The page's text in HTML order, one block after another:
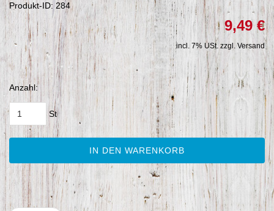
Produkt-ID: 284
9,49 €
incl. 7% USt. zzgl. Versand
Anzahl:
St
IN DEN WARENKORB